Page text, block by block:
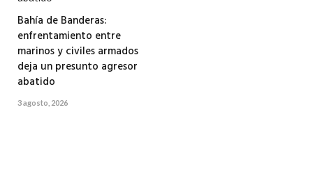
Bahía de Banderas:
enfrentamiento entre
marinos y civiles armados
deja un presunto agresor
abatido
3 agosto, 2026